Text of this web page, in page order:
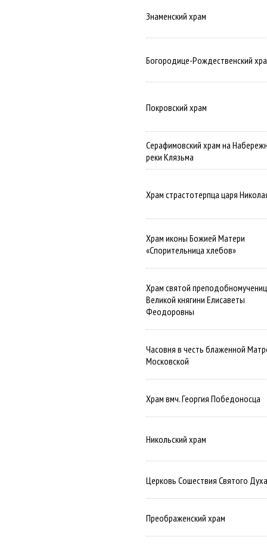
Знаменский храм
Богородице-Рождественский
Покровский храм
Серафимовский храм на
реки Клязьма
Храм страстотерпца царя
Храм иконы Божией Матери
«Спорительница хлебов»
Храм святой
Великой княгини Елисаветы
Феодоровны
Часовня в честь блаженной
Московской
Храм вмч. Георгия Победоносца
Никольский храм
Церковь Сошествия Святого Духа
Преображенский храм